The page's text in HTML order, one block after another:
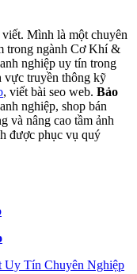
viết. Mình là một chuyên
trong ngành Cơ Khí &
nghiệp uy tín trong
vực truyền thông kỹ
, viết bài seo web. Bảo
nghiệp, shop bán
và nâng cao tầm ảnh
được phục vụ quý